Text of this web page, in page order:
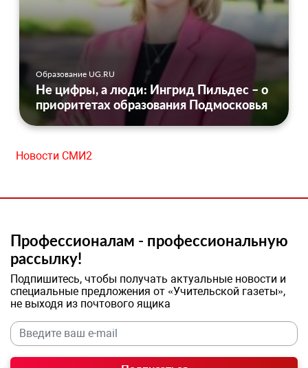
Образование UG.RU
Не цифры, а люди: Ингрид Пильдес – о
приоритетах образования Подмосковья
Новости СМИ2
Профессионалам - профессиональную
рассылку!
Подпишитесь, чтобы получать актуальные новости и
специальные предложения от «Учительской газеты»,
не выходя из почтового ящика